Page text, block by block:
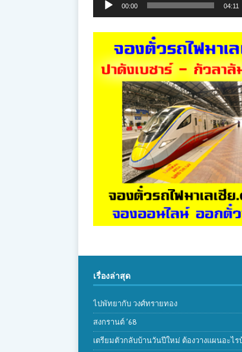
00:00 04:11
เรื่องล่าสุด
ไปพัทยากับ วงศ์ทรายทอง
สงกรานต์ ’68
เตรียมตัวกลับบ้านวันปีใหม่ ต้องวางแผนอะไร